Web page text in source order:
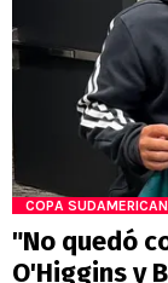
COPA
"No quedó
O'Higgins y